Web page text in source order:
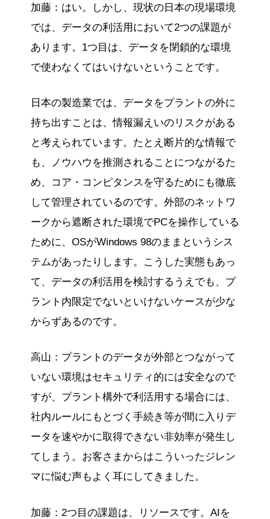
加藤：はい。しかし、現状の日本の現場環境
では、データの利活用において2つの課題が
あります。1つ目は、データを閉鎖的な環境
で使わなくてはいけないということです。
日本の製造業では、データをプラントの外に
持ち出すことは、情報漏えいのリスクがある
と考えられています。たとえ断片的な情報で
も、ノウハウを推測されることにつながるた
め、コア・コンピタンスを守るためにも徹底
して管理されているのです。外部のネットワ
ークから遮断された環境でPCを操作している
ために、OSがWindows 98のままというシス
テムがあったりします。こうした実態もあっ
て、データの利活用を検討するうえでも、プ
ラント内限定でないといけないケースが少な
からずあるのです。
高山：プラントのデータが外部とつながって
いない環境はセキュリティ的には安全なので
すが、プラント構外で利活用する場合には、
社内ルールにもとづく手続き等が間に入りデ
ータを速やかに取得できない非効率が発生し
てしまう。お客さまからはこういったジレン
マに悩む声もよく耳にしてきました。
加藤：2つ目の課題は、リソースです。AIを